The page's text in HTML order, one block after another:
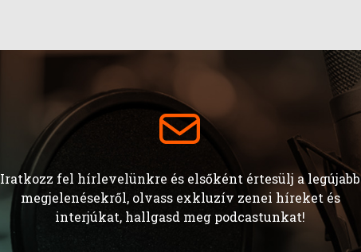
Iratkozz fel hírlevelünkre és elsőként értesülj a legújabb
megjelenésekről, olvass exkluzív zenei híreket és
interjúkat, hallgasd meg podcastunkat!